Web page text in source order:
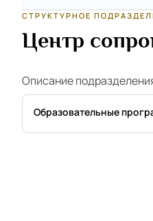
СТРУКТУРНОЕ
Центр
Описание
Образовательные